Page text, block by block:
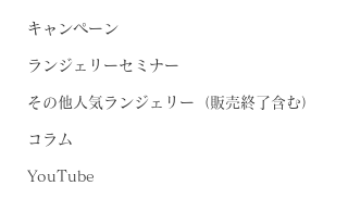
キャンペーン
ランジェリーセミナー
その他人気ランジェリー（販売終了含む）
コラム
YouTube